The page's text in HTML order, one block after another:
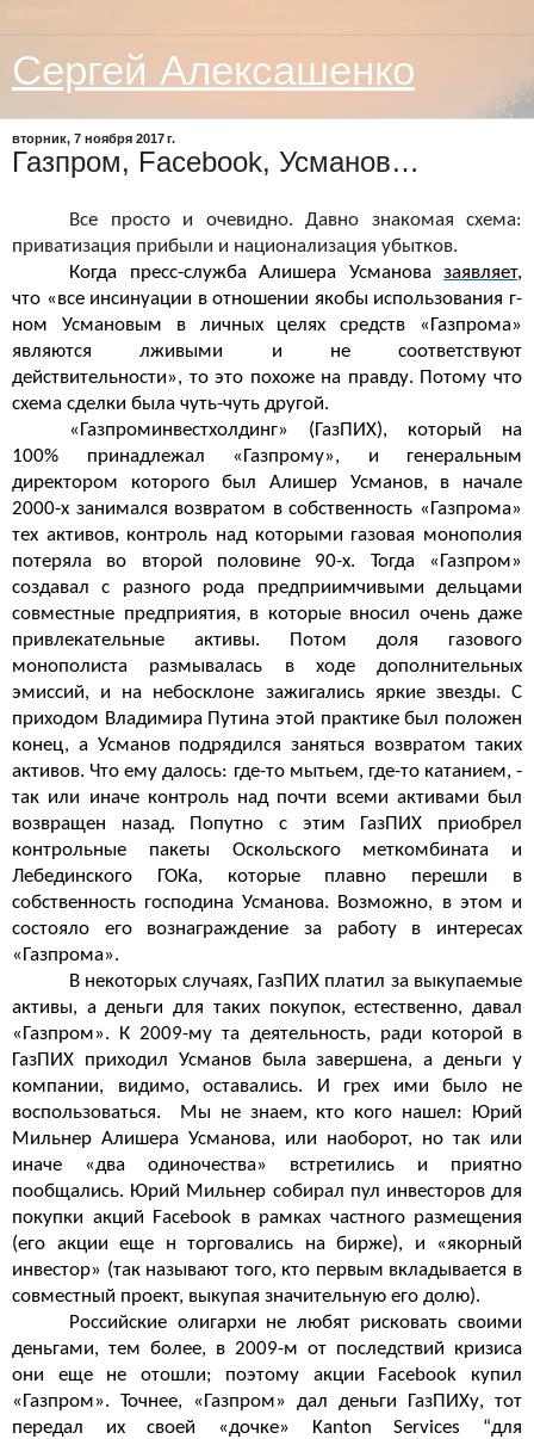
Сергей Алексашенко
вторник, 7 ноября 2017 г.
Газпром, Facebook, Усманов…
Все просто и очевидно. Давно знакомая схема:
приватизация прибыли и национализация убытков.
Когда пресс-служба Алишера Усманова заявляет,
что «все инсинуации в отношении якобы использования г-
ном Усмановым в личных целях средств «Газпрома»
являются лживыми и не соответствуют
действительности», то это похоже на правду. Потому что
схема сделки была чуть-чуть другой.
«Газпроминвестхолдинг» (ГазПИХ), который на
100% принадлежал «Газпрому», и генеральным
директором которого был Алишер Усманов, в начале
2000-х занимался возвратом в собственность «Газпрома»
тех активов, контроль над которыми газовая монополия
потеряла во второй половине 90-х. Тогда «Газпром»
создавал с разного рода предприимчивыми дельцами
совместные предприятия, в которые вносил очень даже
привлекательные активы. Потом доля газового
монополиста размывалась в ходе дополнительных
эмиссий, и на небосклоне зажигались яркие звезды. С
приходом Владимира Путина этой практике был положен
конец, а Усманов подрядился заняться возвратом таких
активов. Что ему далось: где-то мытьем, где-то катанием, -
так или иначе контроль над почти всеми активами был
возвращен назад. Попутно с этим ГазПИХ приобрел
контрольные пакеты Оскольского меткомбината и
Лебединского ГОКа, которые плавно перешли в
собственность господина Усманова. Возможно, в этом и
состояло его вознаграждение за работу в интересах
«Газпрома».
В некоторых случаях, ГазПИХ платил за выкупаемые
активы, а деньги для таких покупок, естественно, давал
«Газпром». К 2009-му та деятельность, ради которой в
ГазПИХ приходил Усманов была завершена, а деньги у
компании, видимо, оставались. И грех ими было не
воспользоваться.
Мы не знаем, кто кого нашел: Юрий
Мильнер Алишера Усманова, или наоборот, но так или
иначе «два одиночества» встретились и приятно
пообщались. Юрий Мильнер собирал пул инвесторов для
покупки акций Facebook в рамках частного размещения
(его акции еще н торговались на бирже), и «якорный
инвестор» (так называют того, кто первым вкладывается в
совместный проект, выкупая значительную его долю).
Российские олигархи не любят рисковать своими
деньгами, тем более, в 2009-м от последствий кризиса
они еще не отошли; поэтому акции Facebook купил
«Газпром». Точнее, «Газпром» дал деньги ГазПИХу, тот
передал их своей «дочке»
Kanton Services
“для